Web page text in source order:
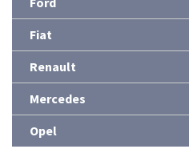
Fiat
Renault
Mercedes
Opel